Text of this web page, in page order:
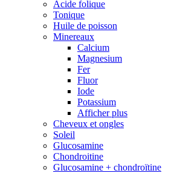
Acide folique
Tonique
Huile de poisson
Minereaux
Calcium
Magnesium
Fer
Fluor
Iode
Potassium
Afficher plus
Cheveux et ongles
Soleil
Glucosamine
Chondroitine
Glucosamine + chondroïtine